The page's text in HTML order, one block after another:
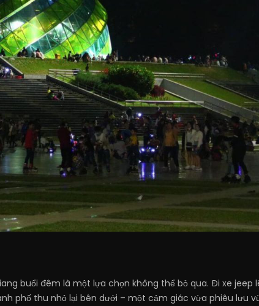
buổi đêm là một lựa chọn không thể bỏ qua. Đi xe jeep
phố thu nhỏ lại bên dưới – một cảm giác vừa phiêu lưu